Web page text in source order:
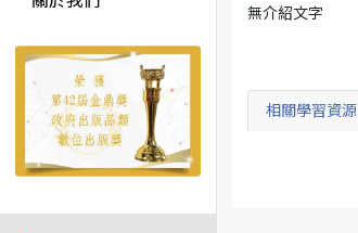
無介紹文字
相關學習資源